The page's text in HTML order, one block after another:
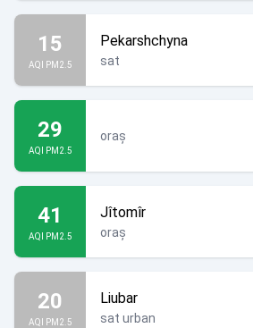
15
AQI PM2.5
Pekarshchyna
sat
29
AQI PM2.5
oraș
41
AQI PM2.5
Jîtomîr
oraș
20
AQI PM2.5
Liubar
sat urban